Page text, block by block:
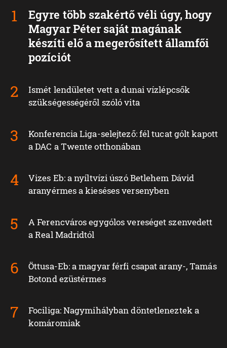
Egyre több szakértő véli úgy, hogy
Magyar Péter saját magának
készíti elő a megerősített államfői
pozíciót
Ismét lendületet vett a dunai vízlépcsők
szükségességéről szóló vita
Konferencia Liga-selejtező: fél tucat gólt kapott
a DAC a Twente otthonában
Vizes Eb: a nyíltvízi úszó Betlehem Dávid
aranyérmes a kieséses versenyben
A Ferencváros egygólos vereséget szenvedett
a Real Madridtól
Öttusa-Eb: a magyar férfi csapat arany-, Tamás
Botond ezüstérmes
Fociliga: Nagymihályban döntetleneztek a
komáromiak